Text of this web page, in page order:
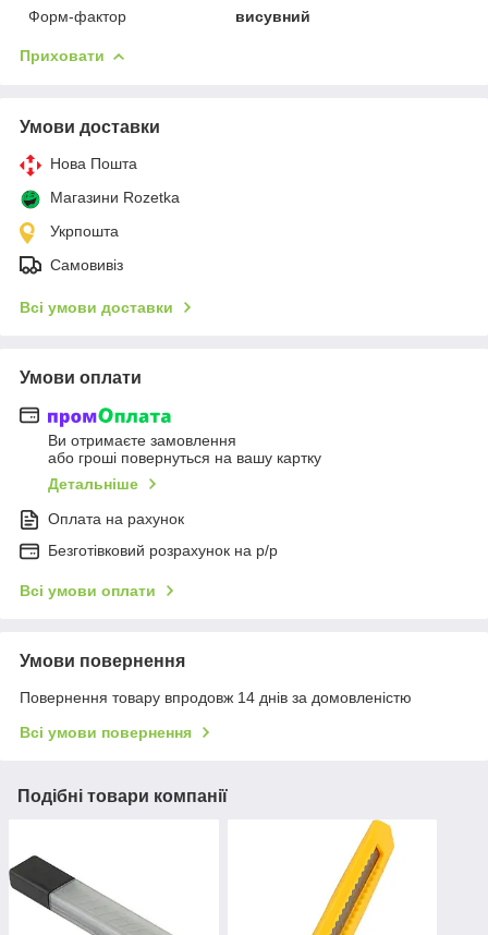
Форм-фактор
висувний
Приховати
Умови доставки
Нова Пошта
Магазини Rozetka
Укрпошта
Самовивіз
Всі умови доставки
Умови оплати
Ви отримаєте замовлення
або гроші повернуться на вашу картку
Детальніше
Оплата на рахунок
Безготівковий розрахунок на р/р
Всі умови оплати
Умови повернення
Повернення товару впродовж 14 днів за домовленістю
Всі умови повернення
Подібні товари компанії